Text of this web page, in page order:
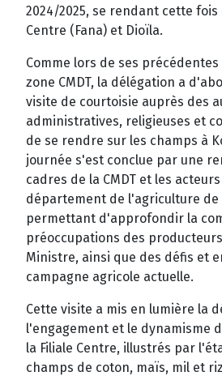
2024/2025, se rendant cette fois
Centre (Fana) et Dioïla.
Comme lors de ses
zone CMDT, la délégation a
visite de courtoisie auprès des
administratives, religieuses et
de se rendre sur les champs à
journée s'est conclue par une
cadres de la CMDT et les
département de l'agriculture de
permettant d'approfondir la
préoccupations des
Ministre, ainsi que des défis et
campagne agricole actuelle.
Cette visite a mis en lumière la
l'engagement et le dynamisme
la Filiale Centre, illustrés par
champs de coton, maïs, mil et